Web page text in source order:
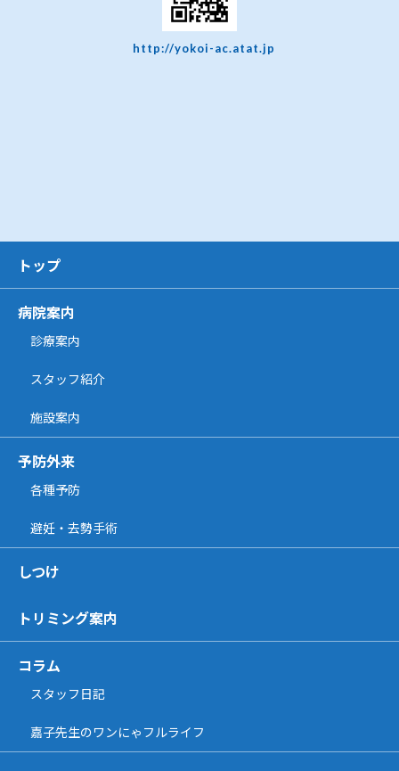
http://yokoi-ac.atat.jp
トップ
病院案内
診療案内
スタッフ紹介
施設案内
予防外来
各種予防
避妊・去勢手術
しつけ
トリミング案内
コラム
スタッフ日記
嘉子先生のワンにゃフルライフ